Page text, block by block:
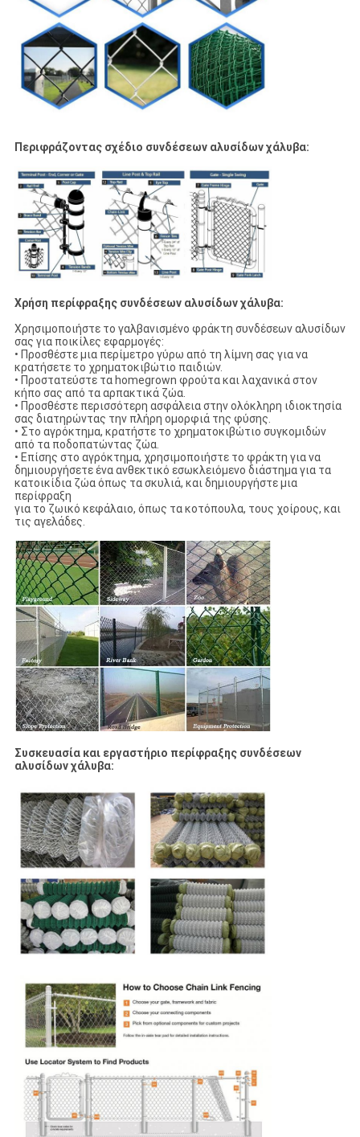
Περιφράζοντας σχέδιο συνδέσεων αλυσίδων χάλυβα:
Χρήση περίφραξης συνδέσεων αλυσίδων χάλυβα:
Χρησιμοποιήστε το γαλβανισμένο φράκτη συνδέσεων αλυσίδων
σας για ποικίλες εφαρμογές:
• Προσθέστε μια περίμετρο γύρω από τη λίμνη σας για να
κρατήσετε το χρηματοκιβώτιο παιδιών.
• Προστατεύστε τα homegrown φρούτα και λαχανικά στον
κήπο σας από τα αρπακτικά ζώα.
• Προσθέστε περισσότερη ασφάλεια στην ολόκληρη ιδιοκτησία
σας διατηρώντας την πλήρη ομορφιά της φύσης.
• Στο αγρόκτημα, κρατήστε το χρηματοκιβώτιο συγκομιδών
από τα ποδοπατώντας ζώα.
• Επίσης στο αγρόκτημα, χρησιμοποιήστε το φράκτη για να
δημιουργήσετε ένα ανθεκτικό εσωκλειόμενο διάστημα για τα
κατοικίδια ζώα όπως τα σκυλιά, και δημιουργήστε μια
περίφραξη
για το ζωικό κεφάλαιο, όπως τα κοτόπουλα, τους χοίρους, και
τις αγελάδες.
Συσκευασία και εργαστήριο περίφραξης συνδέσεων
αλυσίδων χάλυβα: